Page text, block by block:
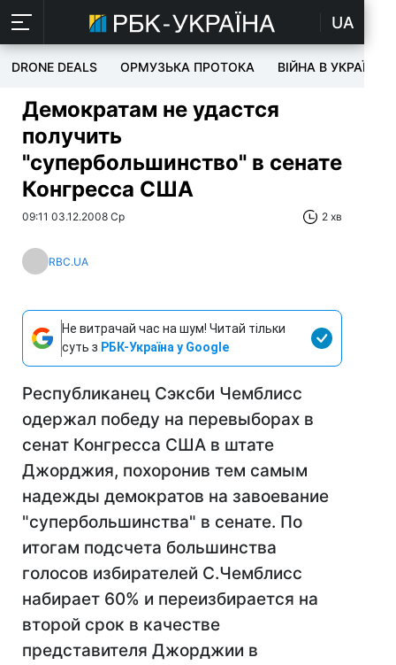
UA
DRONE DEALS ОРМУЗЬКА ПРОТОКА ВІЙНА В УКРАЇНІ
Демократам не удастся
получить
"супербольшинство" в сенате
Конгресса США
09:11 03.12.2008 Ср 2 хв
RBC.UA
Не витрачай час на шум! Читай тільки
суть з РБК-Україна у Google
Республиканец Сэксби Чемблисс
одержал победу на перевыборах в
сенат Конгресса США в штате
Джорджия, похоронив тем самым
надежды демократов на завоевание
"супербольшинства" в сенате. По
итогам подсчета большинства
голосов избирателей С.Чемблисс
набирает 60% и переизбирается на
второй срок в качестве
представителя Джорджии в